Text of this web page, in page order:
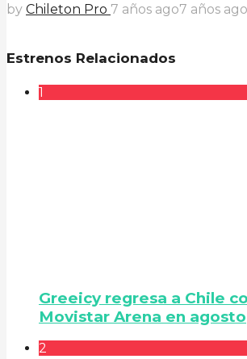
by Chileton Pro 7 años ago7 años ago
Estrenos Relacionados
1
Greeicy regresa a Chile
Movistar Arena en agosto
2